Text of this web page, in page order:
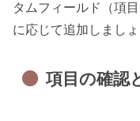
タムフィールド（項
に応じて追加しましょ
項目の確認